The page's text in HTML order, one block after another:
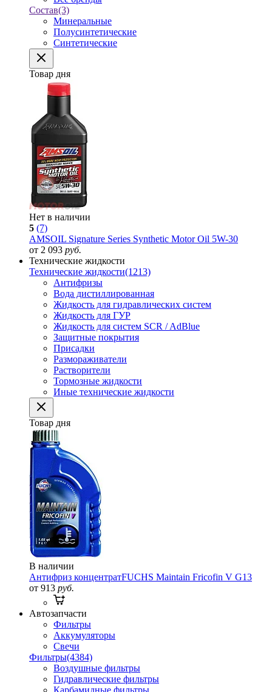
Состав(3)
Минеральные
Полусинтетические
Синтетические
Товар дня
Нет в наличии
5 (7)
AMSOIL Signature Series Synthetic Motor Oil 5W-30
от 2 093 руб.
Технические жидкости
Технические жидкости(1213)
Антифризы
Вода дистиллированная
Жидкость для гидравлических систем
Жидкость для ГУР
Жидкость для систем SCR / AdBlue
Защитные покрытия
Присадки
Размораживатели
Растворители
Тормозные жидкости
Иные технические жидкости
Товар дня
В наличии
Антифриз концентратFUCHS Maintain Fricofin V G13
от 913 руб.
Автозапчасти
Фильтры
Аккумуляторы
Свечи
Фильтры(4384)
Воздушные фильтры
Гидравлические фильтры
Карбамидные фильтры